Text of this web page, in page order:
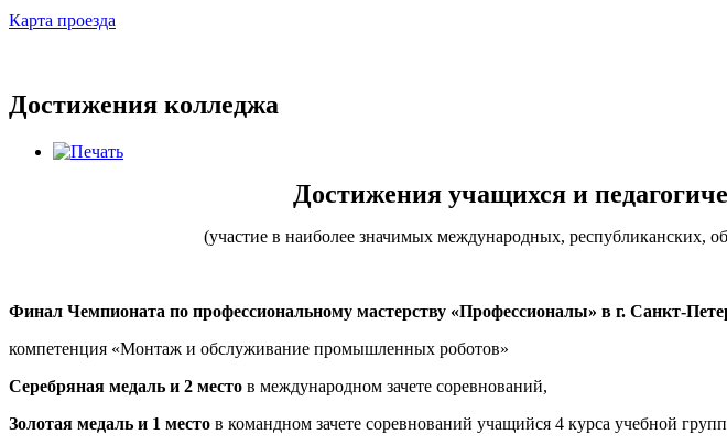
Карта проезда
Достижения колледжа
Достижения учащихся и
(участие в наиболее значимых международных, республиканских,
Финал Чемпионата по профессиональному мастерству «Профессионалы» в г. Санкт-
компетенция «Монтаж и обслуживание промышленных роботов»
Серебряная медаль и 2 место в международном зачете соревнований,
Золотая медаль и 1 место в командном зачете соревнований учащийся 4 курса учебной